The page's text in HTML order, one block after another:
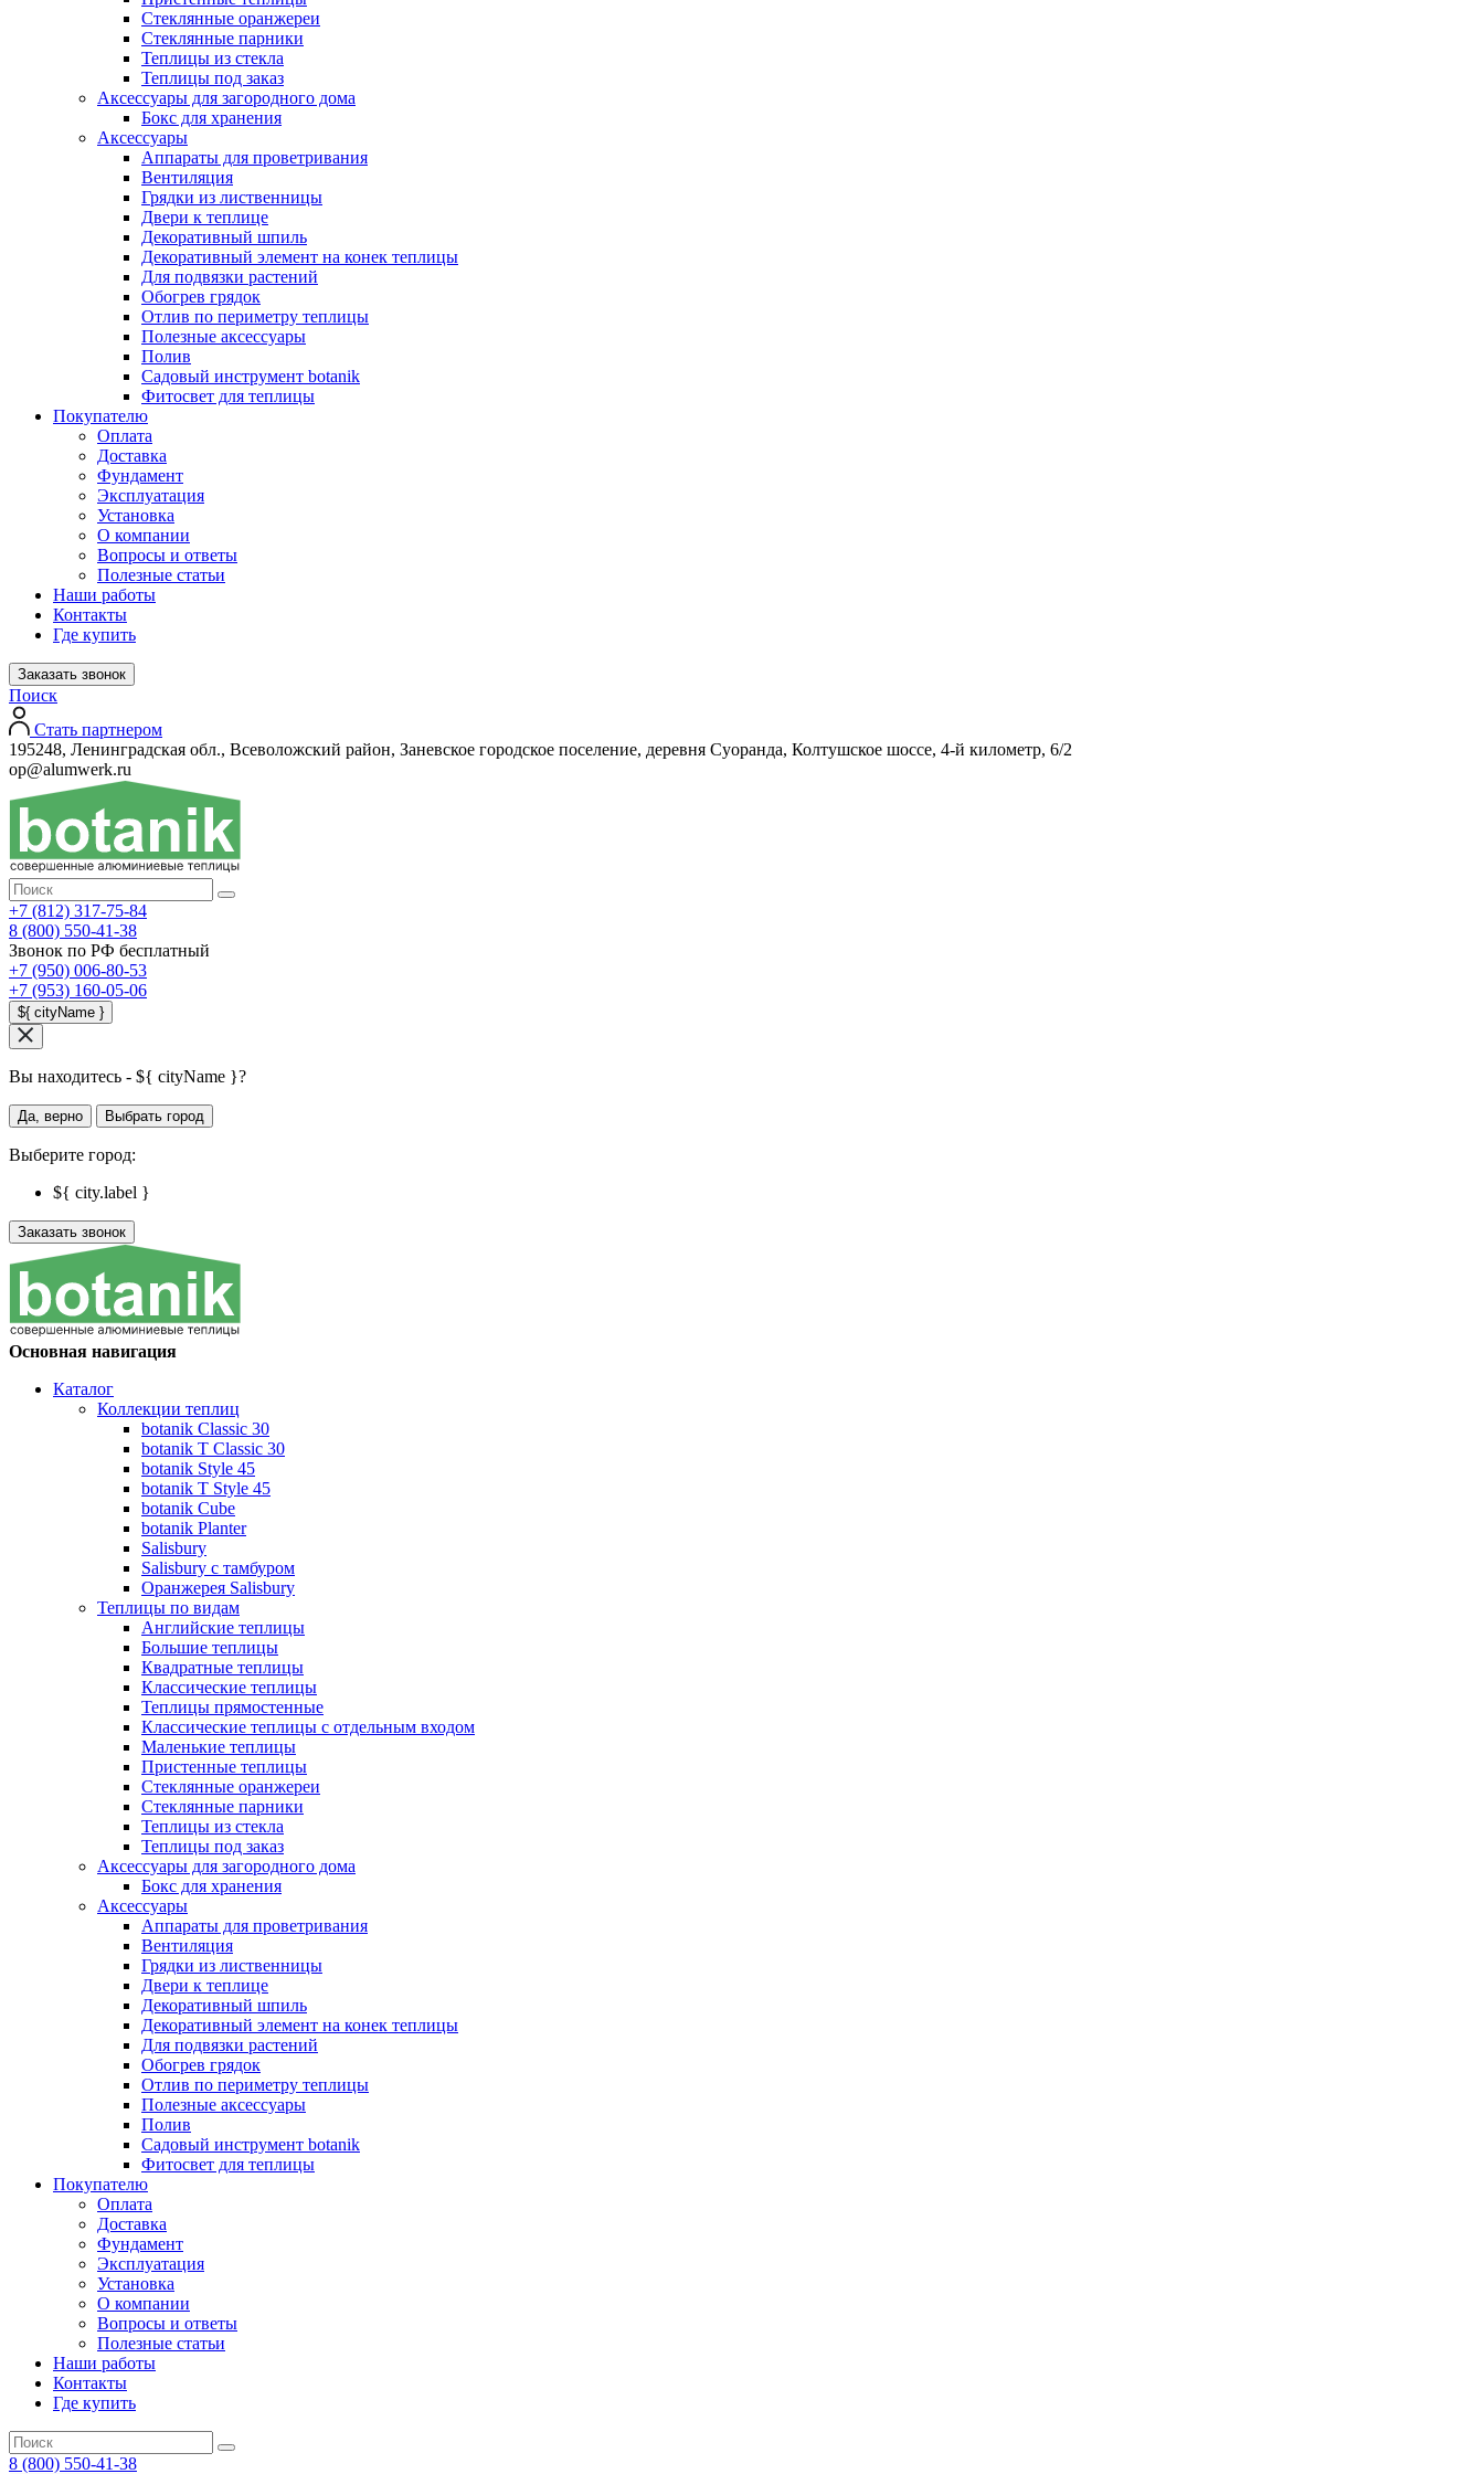
Стеклянные оранжереи
Стеклянные парники
Теплицы из стекла
Теплицы под заказ
Аксессуары для загородного дома
Бокс для хранения
Аксессуары
Аппараты для проветривания
Вентиляция
Грядки из лиственницы
Двери к теплице
Декоративный шпиль
Декоративный элемент на конек теплицы
Для подвязки растений
Обогрев грядок
Отлив по периметру теплицы
Полезные аксессуары
Полив
Садовый инструмент botanik
Фитосвет для теплицы
Покупателю
Оплата
Доставка
Фундамент
Эксплуатация
Установка
О компании
Вопросы и ответы
Полезные статьи
Наши работы
Контакты
Где купить
Заказать звонок
Поиск
Стать партнером
195248, Ленинградская обл., Всеволожский район, Заневское городское поселение, деревня Суоранда, Колтушское шоссе, 4-й километр, 6/2
op@alumwerk.ru
+7 (812) 317-75-84
8 (800) 550-41-38
Звонок по РФ бесплатный
+7 (950) 006-80-53
+7 (953) 160-05-06
${ cityName }
Вы находитесь - ${ cityName }?
Да, верно Выбрать город
Выберите город:
${ city.label }
Заказать звонок
Основная навигация
Каталог
Коллекции теплиц
botanik Classic 30
botanik T Classic 30
botanik Style 45
botanik Т Style 45
botanik Cube
botanik Planter
Salisbury
Salisbury с тамбуром
Оранжерея Salisbury
Теплицы по видам
Английские теплицы
Большие теплицы
Квадратные теплицы
Классические теплицы
Теплицы прямостенные
Классические теплицы с отдельным входом
Маленькие теплицы
Пристенные теплицы
Стеклянные оранжереи
Стеклянные парники
Теплицы из стекла
Теплицы под заказ
Аксессуары для загородного дома
Бокс для хранения
Аксессуары
Аппараты для проветривания
Вентиляция
Грядки из лиственницы
Двери к теплице
Декоративный шпиль
Декоративный элемент на конек теплицы
Для подвязки растений
Обогрев грядок
Отлив по периметру теплицы
Полезные аксессуары
Полив
Садовый инструмент botanik
Фитосвет для теплицы
Покупателю
Оплата
Доставка
Фундамент
Эксплуатация
Установка
О компании
Вопросы и ответы
Полезные статьи
Наши работы
Контакты
Где купить
8 (800) 550-41-38